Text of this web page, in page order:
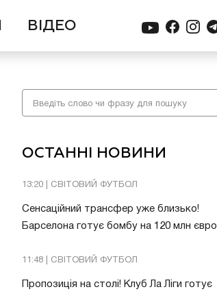
ВІДЕО
ОСТАННІ НОВИНИ
13:20 | СВІТОВИЙ ФУТБОЛ
Сенсаційний трансфер уже близько!
Барселона готує бомбу на 120 млн євро
11:48 | СВІТОВИЙ ФУТБОЛ
Пропозиція на столі! Клуб Ла Ліги готує